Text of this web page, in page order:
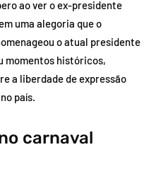
ao ver o ex-presidente
uma alegoria que o
o atual presidente
momentos históricos,
a liberdade de expressão
país.
carnaval